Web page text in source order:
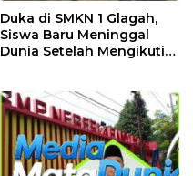
Duka di SMKN 1 Glagah,
Siswa Baru Meninggal
Dunia Setelah Mengikuti